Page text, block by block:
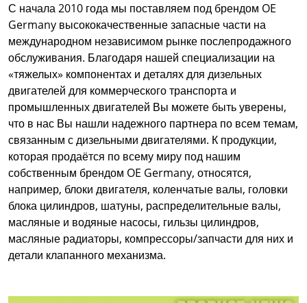
С начала 2010 года мы поставляем под брендом OE
Germany высококачественные запасные части на
международном независимом рынке послепродажного
обслуживания. Благодаря нашей специализации на
«тяжелых» компонентах и деталях для дизельных
двигателей для коммерческого транспорта и
промышленных двигателей Вы можете быть уверены,
что в нас Вы нашли надежного партнера по всем темам,
связанным с дизельными двигателями. К продукции,
которая продаётся по всему миру под нашим
собственным брендом OE Germany, относятся,
например, блоки двигателя, коленчатые валы, головки
блока цилиндров, шатуны, распределительные валы,
масляные и водяные насосы, гильзы цилиндров,
масляные радиаторы, компрессоры/запчасти для них и
детали клапанного механизма.